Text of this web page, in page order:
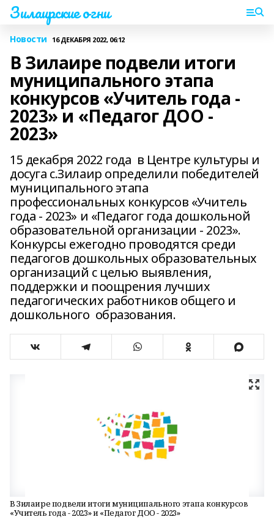
Зилаирские огни
Новости 16 ДЕКАБРЯ 2022, 06:12
В Зилаире подвели итоги
муниципального этапа
конкурсов «Учитель года -
2023» и «Педагог ДОО -
2023»
15 декабря 2022 года в Центре культуры и
досуга с.Зилаир определили победителей
муниципального этапа
профессиональных конкурсов «Учитель
года - 2023» и «Педагог года дошкольной
образовательной организации - 2023».
Конкурсы ежегодно проводятся среди
педагогов дошкольных образовательных
организаций с целью выявления,
поддержки и поощрения лучших
педагогических работников общего и
дошкольного образования.
В Зилаире подвели итоги муниципального этапа конкурсов
«Учитель года - 2023» и «Педагог ДОО - 2023»